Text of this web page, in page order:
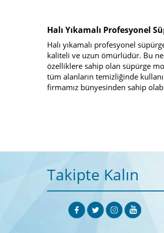
Halı Yıkamalı Profesyonel
Halı yıkamalı profesyonel
kaliteli ve uzun ömürlüdür. Bu
özelliklere sahip olan süpürge
tüm alanların temizliğinde
firmamız bünyesinden sahip
Takipte Kalın